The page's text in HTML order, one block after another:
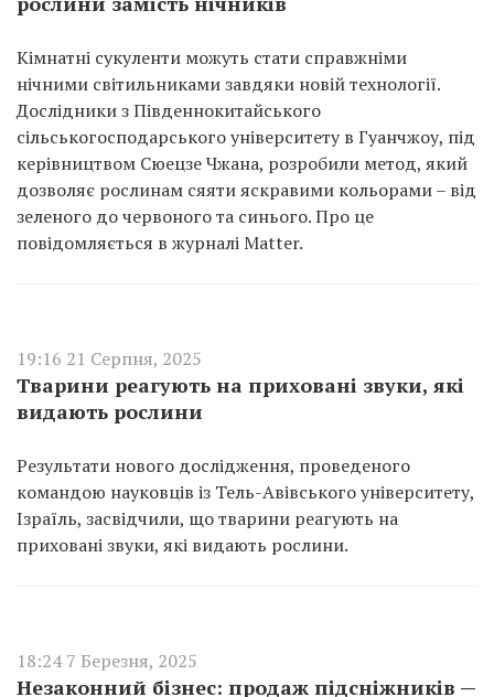
Кімнатні сукуленти можуть стати справжніми
нічними світильниками завдяки новій технології.
Дослідники з Південнокитайського
сільськогосподарського університету в Гуанчжоу, під
керівництвом Сюецзе Чжана, розробили метод, який
дозволяє рослинам сяяти яскравими кольорами – від
зеленого до червоного та синього. Про це
повідомляється в журналі Matter.
19:16 21 Серпня, 2025
Тварини реагують на приховані звуки, які
видають рослини
Результати нового дослідження, проведеного
командою науковців із Тель-Авівського університету,
Ізраїль, засвідчили, що тварини реагують на
приховані звуки, які видають рослини.
18:24 7 Березня, 2025
Незаконний бізнес: продаж підсніжників —